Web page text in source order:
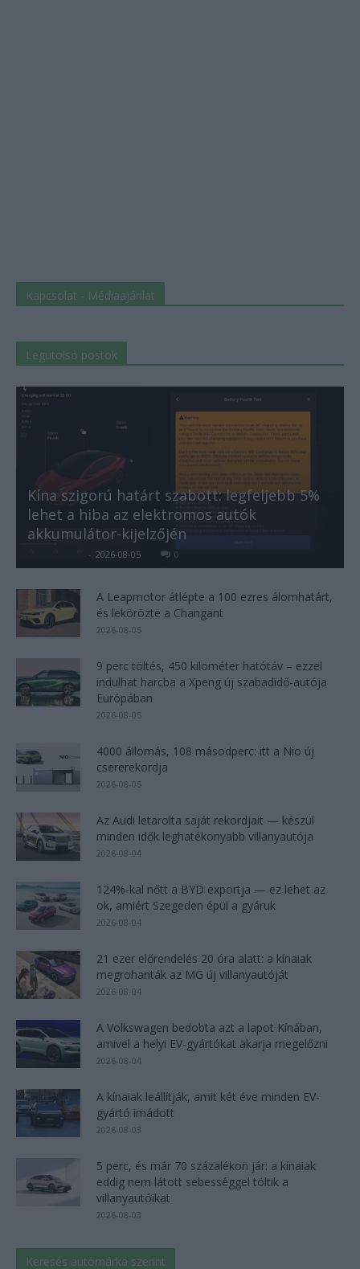
Kapcsolat - Médiaajánlat
Legutolsó postok
Kína szigorú határt szabott: legfeljebb 5%
lehet a hiba az elektromos autók
akkumulátor-kijelzőjén
- 2026-08-05 0
A Leapmotor átlépte a 100 ezres álomhatárt,
és lekörözte a Changant
2026-08-05
9 perc töltés, 450 kilométer hatótáv – ezzel
indulhat harcba a Xpeng új szabadidő-autója
Európában
2026-08-05
4000 állomás, 108 másodperc: itt a Nio új
csererekordja
2026-08-05
Az Audi letarolta saját rekordjait — készül
minden idők leghatékonyabb villanyautója
2026-08-04
124%-kal nőtt a BYD exportja — ez lehet az
ok, amiért Szegeden épül a gyáruk
2026-08-04
21 ezer előrendelés 20 óra alatt: a kínaiak
megrohanták az MG új villanyautóját
2026-08-04
A Volkswagen bedobta azt a lapot Kínában,
amivel a helyi EV-gyártókat akarja megelőzni
2026-08-04
A kínaiak leállítják, amit két éve minden EV-
gyártó imádott
2026-08-03
5 perc, és már 70 százalékon jár: a kínaiak
eddig nem látott sebességgel töltik a
villanyautóikat
2026-08-03
Keresés autómárka szerint